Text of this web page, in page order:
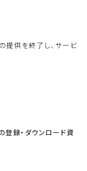
提供を終了し、サービ
登録・ダウンロード資